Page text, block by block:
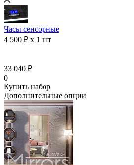
Часы сенсорные
4 500 ₽ x 1 шт
33 040 ₽
0
Купить набор
Дополнительные опции